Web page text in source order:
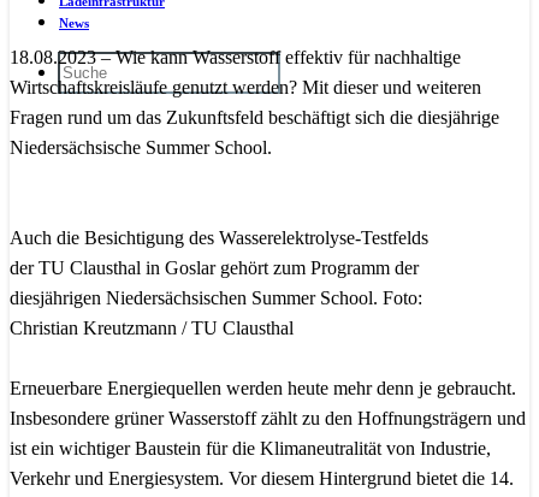
News
18.08.2023 – Wie kann Wasserstoff effektiv für nachhaltige
Wirtschaftskreisläufe genutzt werden? Mit dieser und weiteren
Fragen rund um das Zukunftsfeld beschäftigt sich die diesjährige
Niedersächsische Summer School.
Auch die Besichtigung des Wasserelektrolyse-Testfelds
der TU Clausthal in Goslar gehört zum Programm der
diesjährigen Niedersächsischen Summer School. Foto:
Christian Kreutzmann / TU Clausthal
Erneuerbare Energiequellen werden heute mehr denn je gebraucht.
Insbesondere grüner Wasserstoff zählt zu den Hoffnungsträgern und
ist ein wichtiger Baustein für die Klimaneutralität von Industrie,
Verkehr und Energiesystem. Vor diesem Hintergrund bietet die 14.